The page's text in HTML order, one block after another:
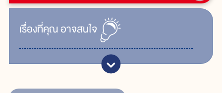
เรื่ิองที่คุณอาจสนใจ